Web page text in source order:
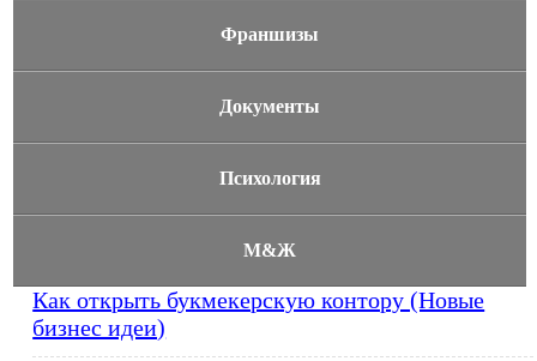
Франшизы
Документы
Психология
М&Ж
Как открыть букмекерскую контору (Новые
бизнес идеи)